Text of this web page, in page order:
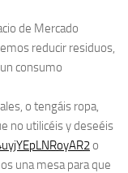
de Mercado
reducir residuos,
consumo
o tengáis ropa,
no utilicéis y deseéis
o
una mesa para que